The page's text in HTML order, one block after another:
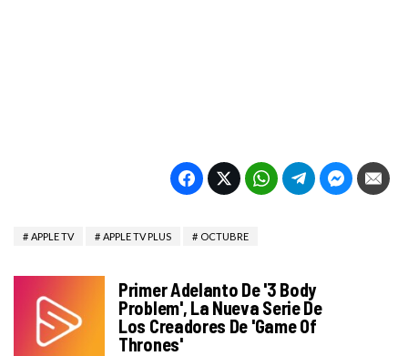
APPLE TV APPLE TV PLUS OCTUBRE
Primer Adelanto De '3 Body
Problem', La Nueva Serie De
Los Creadores De 'Game Of
Thrones'